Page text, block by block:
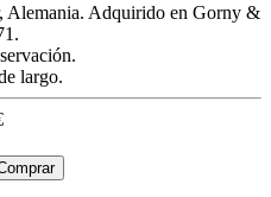
Alemania. Adquirido en Gorny &
largo.